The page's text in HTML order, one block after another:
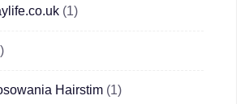
(1)
Hairstim (1)